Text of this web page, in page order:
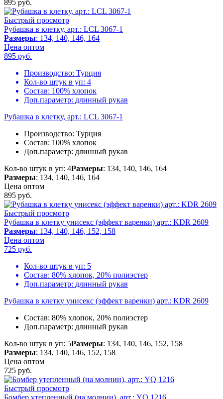
895 руб.
Быстрый просмотр
Рубашка в клетку, арт.: LCL 3067-1
Размеры: 134, 140, 146, 164
Цена оптом
895 руб.
Производство: Турция
Кол-во штук в уп: 4
Состав: 100% хлопок
Доп.параметр: длинный рукав
Рубашка в клетку, арт.: LCL 3067-1
Производство: Турция
Состав: 100% хлопок
Доп.параметр: длинный рукав
Кол-во штук в уп: 4Размеры: 134, 140, 146, 164
Размеры: 134, 140, 146, 164
Цена оптом
895 руб.
Быстрый просмотр
Рубашка в клетку унисекс (эффект варенки) арт.: KDR 2609
Размеры: 134, 140, 146, 152, 158
Цена оптом
725 руб.
Кол-во штук в уп: 5
Состав: 80% хлопок, 20% полиэстер
Доп.параметр: длинный рукав
Рубашка в клетку унисекс (эффект варенки) арт.: KDR 2609
Состав: 80% хлопок, 20% полиэстер
Доп.параметр: длинный рукав
Кол-во штук в уп: 5Размеры: 134, 140, 146, 152, 158
Размеры: 134, 140, 146, 152, 158
Цена оптом
725 руб.
Быстрый просмотр